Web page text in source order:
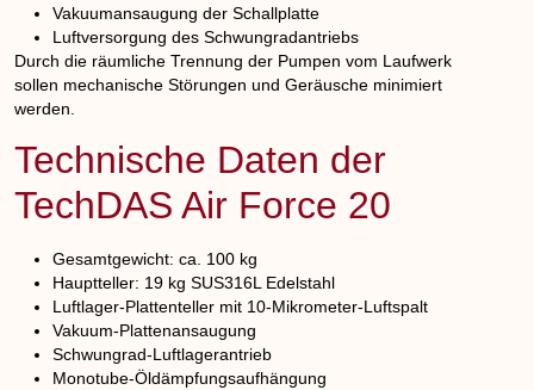
Vakuumansaugung der Schallplatte
Luftversorgung des Schwungradantriebs
Durch die räumliche Trennung der Pumpen vom Laufwerk
sollen mechanische Störungen und Geräusche minimiert
werden.
Technische Daten der
TechDAS Air Force 20
Gesamtgewicht: ca. 100 kg
Hauptteller: 19 kg SUS316L Edelstahl
Luftlager-Plattenteller mit 10-Mikrometer-Luftspalt
Vakuum-Plattenansaugung
Schwungrad-Luftlagerantrieb
Monotube-Öldämpfungsaufhängung